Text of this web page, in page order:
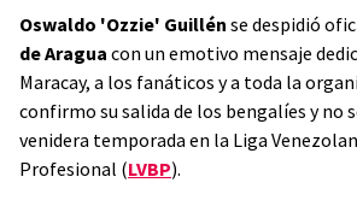
Oswaldo 'Ozzie' Guillén se despidió
de Aragua con un emotivo mensaje
Maracay, a los fanáticos y a toda la
confirmo su salida de los bengalíes y no
venidera temporada en la Liga
Profesional (LVBP).